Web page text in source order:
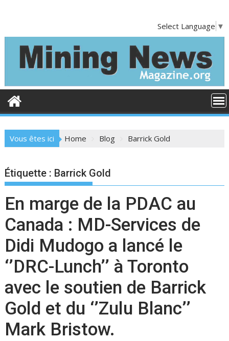
o
t
Select Language ▼
Vous êtes ici Home Blog Barrick Gold
Étiquette : Barrick Gold
En marge de la PDAC au
Canada : MD-Services de
Didi Mudogo a lancé le
‘’DRC-Lunch’’ à Toronto
avec le soutien de Barrick
Gold et du ‘’Zulu Blanc’’
Mark Bristow.